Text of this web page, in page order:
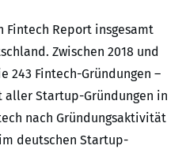
Fintech Report insgesamt
Zwischen 2018 und
243 Fintech-Gründungen –
aller Startup-Gründungen in
nach Gründungsaktivität
deutschen Startup-